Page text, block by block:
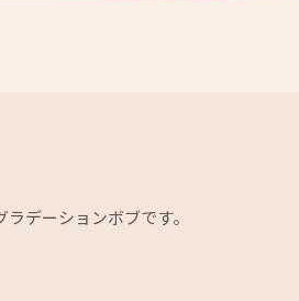
デーションボブです。